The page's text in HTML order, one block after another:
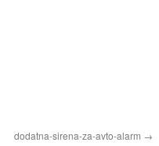
dodatna-sirena-za-avto-alarm